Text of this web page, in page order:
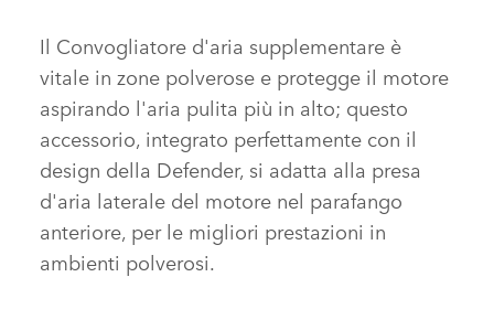
Il Convogliatore d'aria supplementare è
vitale in zone polverose e protegge il motore
aspirando l'aria pulita più in alto; questo
accessorio, integrato perfettamente con il
design della Defender, si adatta alla presa
d'aria laterale del motore nel parafango
anteriore, per le migliori prestazioni in
ambienti polverosi.